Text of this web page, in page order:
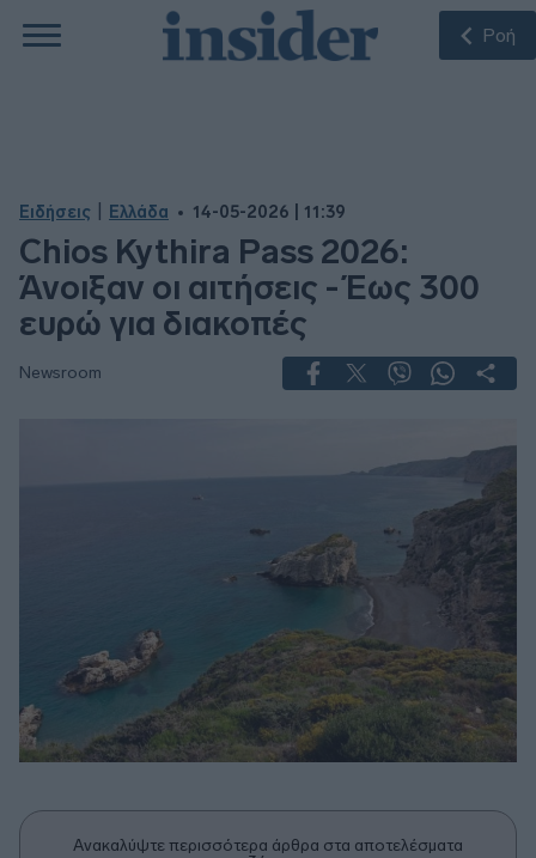
Ροή
Ειδήσεις Ελλάδα 14-05-2026 | 11:39
Chios Kythira Pass 2026:
Άνοιξαν οι αιτήσεις - Έως 300
ευρώ για διακοπές
Newsroom
Ανακαλύψτε περισσότερα άρθρα στα αποτελέσματα